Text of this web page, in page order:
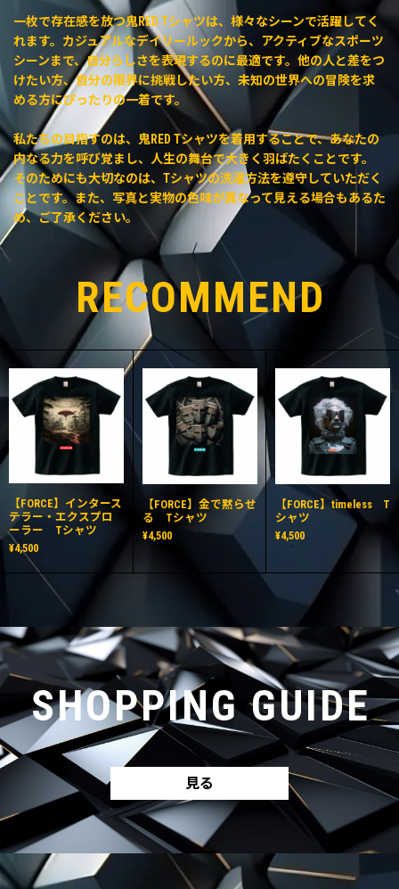
一枚で存在感を放つ鬼RED Tシャツは、様々なシーンで活躍してく
れます。カジュアルなデイリールックから、アクティブなスポーツ
シーンまで、自分らしさを表現するのに最適です。他の人と差をつ
けたい方、自分の限界に挑戦したい方、未知の世界への冒険を求
める方にぴったりの一着です。
私たちの目指すのは、鬼RED Tシャツを着用することで、あなたの
内なる力を呼び覚まし、人生の舞台で大きく羽ばたくことです。
そのためにも大切なのは、Tシャツの洗濯方法を遵守していただく
ことです。また、写真と実物の色味が異なって見える場合もあるた
め、ご了承ください。
RECOMMEND
【FORCE】インタース
テラー・エクスプロ
ーラー Tシャツ
¥4,500
【FORCE】金で黙らせ
る Tシャツ
¥4,500
【FORCE】timeless T
シャツ
¥4,500
SHOPPING GUIDE
見る